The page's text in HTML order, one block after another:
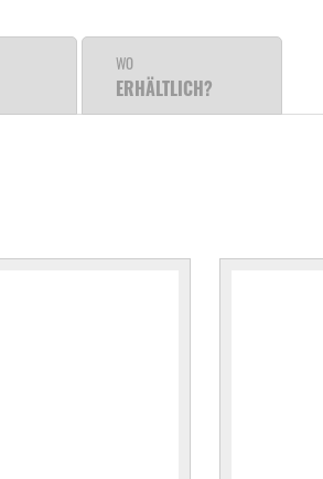
WO
ERHÄLTLICH?